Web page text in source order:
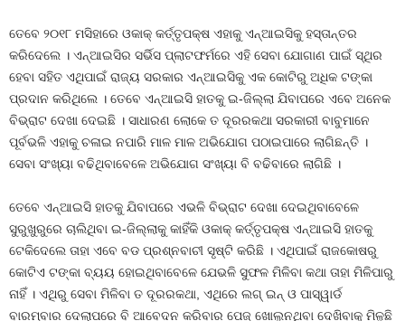
ତେବେ ୨୦୧୮ ମସିହାରେ ଓକାକ୍‍ କର୍ତ୍ତୃପକ୍ଷ ଏହାକୁ ଏନ୍‍ଆଇସିକୁ ହସ୍ତାନ୍ତର
କରିଦେଲେ । ଏନ୍‍ଆଇସିର ସର୍ଭିସ ପ୍ଲାଟଫର୍ମରେ ଏହି ସେବା ଯୋଗାଣ ପାଇଁ ସ୍ଥିର
ହେବା ସହିତ ଏଥିପାଇଁ ରାଜ୍ୟ ସରକାର ଏନ୍‍ଆଇସିକୁ ଏକ କୋଟିରୁ ଅଧିକ ଟଙ୍କା
ପ୍ରଦାନ କରିଥିଲେ । ତେବେ ଏନ୍‍ଆଇସି ହାତକୁ ଇ-ଜିଲ୍ଲା ଯିବାପରେ ଏବେ ଅନେକ
ବିଭ୍ରାଟ ଦେଖା ଦେଇଛି । ସାଧାରଣ ଲୋକେ ତ ଦୂରରକଥା ସରକାରୀ ବାବୁମାନେ
ପୂର୍ବଭଳି ଏହାକୁ ଚଳାଇ ନପାରି ମାଳ ମାଳ ଅଭିଯୋଗ ପଠାଇପାରେ ଲାଗିଛନ୍ତି ।
ସେବା ସଂଖ୍ୟା ବଢିଥିବାବେଳେ ଅଭିଯୋଗ ସଂଖ୍ୟା ବି ବଢିବାରେ ଲାଗିଛି ।
ତେବେ ଏନ୍‍ଆଇସି ହାତକୁ ଯିବାପରେ ଏଭଳି ବିଭ୍ରାଟ ଦେଖା ଦେଇଥିବାବେଳେ
ସୁରୁଖୁରୁରେ ଚାଲିଥିବା ଇ-ଜିଲ୍ଲାକୁ କାହିଁକି ଓକାକ୍‍ କର୍ତ୍ତୃପକ୍ଷ ଏନ୍‍ଆଇସି ହାତକୁ
ଟେକିଦେଲେ ତାହା ଏବେ ବଡ ପ୍ରଶ୍ନବାଚୀ ସୃଷ୍ଟି କରିଛି । ଏଥିପାଇଁ ରାଜକୋଷରୁ
କୋଟିଏ ଟଙ୍କା ବ୍ୟୟ ହୋଇଥିବାବେଳେ ଯେଭଳି ସୁଫଳ ମିଳିବା କଥା ତାହା ମିଳିପାରୁ
ନାହିଁ । ଏଥିରୁ ସେବା ମିଳିବା ତ ଦୂରରକଥା, ଏଥିରେ ଲଗ୍‍ ଇନ୍‍ ଓ ପାସ୍‍ୱାର୍ଡ
ବାରମ୍ବାର ଦେଲାପରେ ବି ଆବେଦନ କରିବାର ପେଜ୍‍ ଖୋଲୁନଥିବା ଦେଖିବାକୁ ମିଳୁଛି